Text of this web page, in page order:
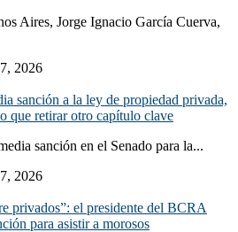
Aires, Jorge Ignacio García Cuerva,
2026
sanción a la ley de propiedad privada,
que retirar otro capítulo clave
sanción en el Senado para la...
2026
privados”: el presidente del BCRA
para asistir a morosos